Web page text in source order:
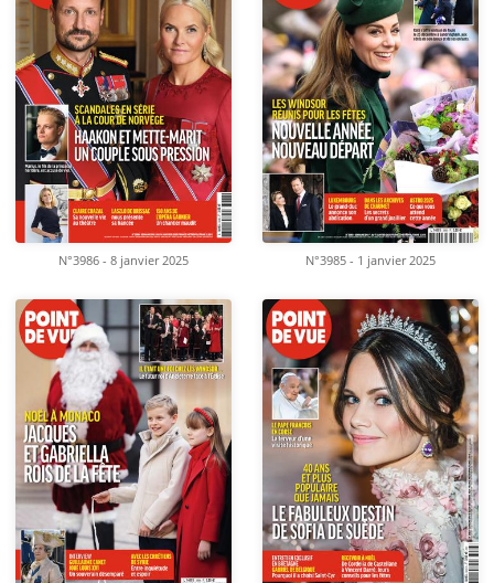
N°3986 - 8 janvier 2025 N°3985 - 1 janvier 2025